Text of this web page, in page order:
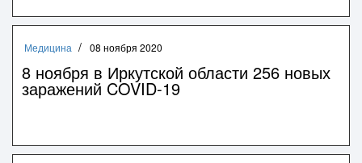
Медицина 08 ноября 2020
8 ноября в Иркутской области 256 новых
заражений COVID-19